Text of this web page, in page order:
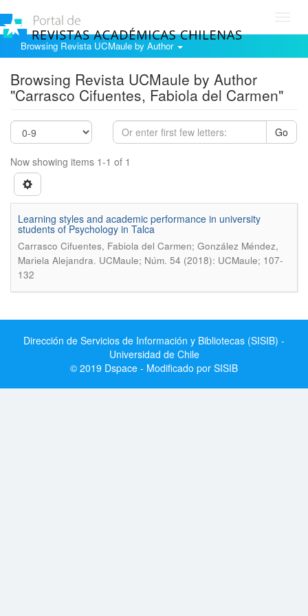
Browsing Revista UCMaule by Author
Browsing Revista UCMaule by Author
"Carrasco Cifuentes, Fabiola del Carmen"
Go
Now showing items 1-1 of 1
Learning styles and academic performance in university
students of Psychology in Talca
Carrasco Cifuentes, Fabiola del Carmen; González Méndez,
Mariela Alejandra. UCMaule; Núm. 54 (2018): UCMaule; 107-
132
Dirección de Servicios de Información y Bibliotecas (SISIB) -
Universidad de Chile
© 2019 Dspace - Modificado por SISIB